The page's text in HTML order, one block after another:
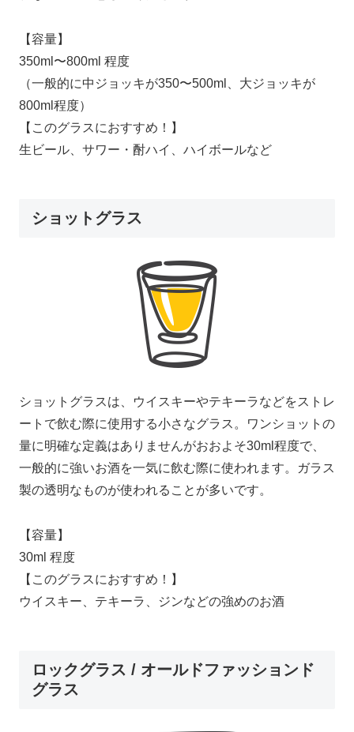
【容量】
350ml〜800ml 程度
（一般的に中ジョッキが350〜500ml、大ジョッキが
800ml程度）
【このグラスにおすすめ！】
生ビール、サワー・酎ハイ、ハイボールなど
ショットグラス
ショットグラスは、ウイスキーやテキーラなどをストレ
ートで飲む際に使用する小さなグラス。ワンショットの
量に明確な定義はありませんがおおよそ30ml程度で、
一般的に強いお酒を一気に飲む際に使われます。ガラス
製の透明なものが使われることが多いです。
【容量】
30ml 程度
【このグラスにおすすめ！】
ウイスキー、テキーラ、ジンなどの強めのお酒
ロックグラス / オールドファッションド
グラス